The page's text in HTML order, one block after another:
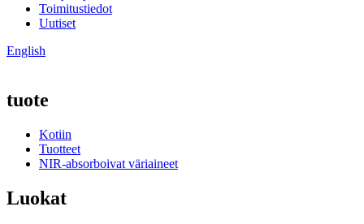
Toimitustiedot
Uutiset
English
tuote
Kotiin
Tuotteet
NIR-absorboivat väriaineet
Luokat